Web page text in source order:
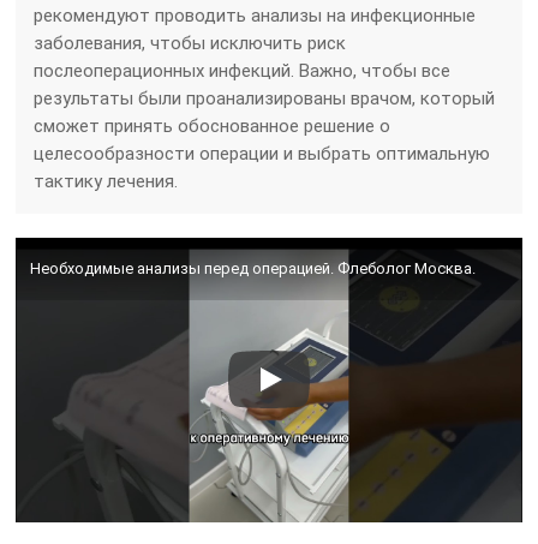
рекомендуют проводить анализы на инфекционные
заболевания, чтобы исключить риск
послеоперационных инфекций. Важно, чтобы все
результаты были проанализированы врачом, который
сможет принять обоснованное решение о
целесообразности операции и выбрать оптимальную
тактику лечения.
Необходимые анализы перед операцией. Флеболог Москва.